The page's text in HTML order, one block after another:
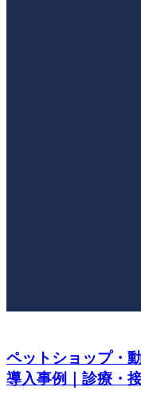
ペットショップ・
導入事例｜診療・